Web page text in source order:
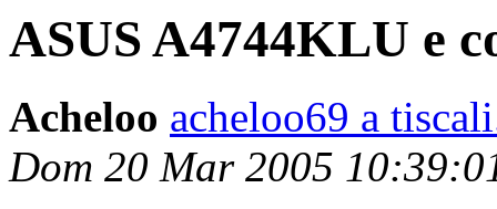
ASUS A4744KLU e
Acheloo acheloo69 a
Dom 20 Mar 2005